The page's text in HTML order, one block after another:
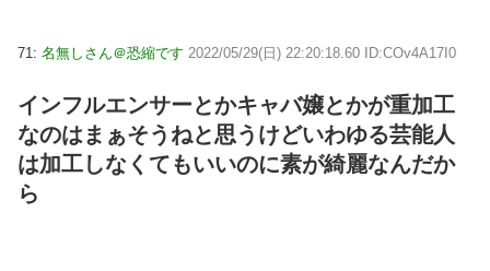
71: 名無しさん＠恐縮です 2022/05/29(日) 22:20:18.60 ID:COv4A17I0
インフルエンサーとかキャバ嬢とかが重加工
なのはまぁそうねと思うけどいわゆる芸能人
は加工しなくてもいいのに素が綺麗なんだか
ら